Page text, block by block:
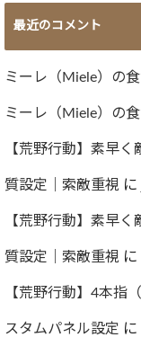
ー
イ
ブ
最近のコメント
ミーレ（Miele）の
ミーレ（Miele）の
【荒野行動】素早
質設定｜索敵重視 に
【荒野行動】素早
質設定｜索敵重視 に
【荒野行動】4本指
スタムパネル設定 に